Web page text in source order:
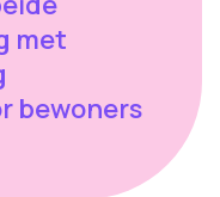
met
bewoners